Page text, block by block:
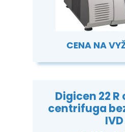
CENA NA
Digicen 22
centrifuga
IVD